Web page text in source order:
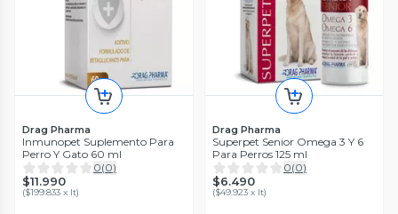
Drag Pharma
Inmunopet Suplemento Para
Perro Y Gato 60 ml
0(0)
$11.990
($199.833 x lt)
Drag Pharma
Superpet Senior Omega 3 Y 6
Para Perros 125 ml
0(0)
$6.490
($49.923 x lt)